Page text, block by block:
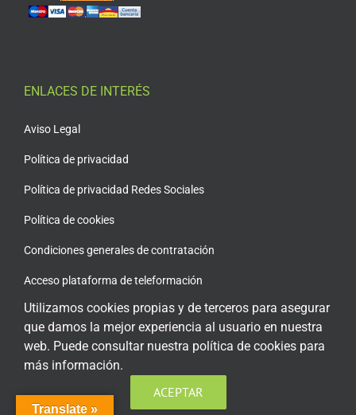
ENLACES DE INTERÉS
Aviso Legal
Política de privacidad
Política de privacidad Redes Sociales
Política de cookies
Condiciones generales de contratación
Acceso plataforma de teleformación
ENCUÉNTRANOS EN LAS REDES SOCIALES
Translate »
Utilizamos cookies propias y de terceros para asegurar
que damos la mejor experiencia al usuario en nuestra
web. Puede consultar nuestra política de cookies para
más información.
ACEPTAR